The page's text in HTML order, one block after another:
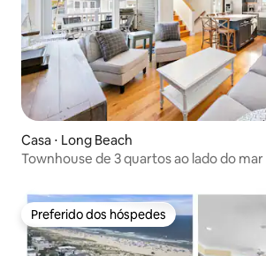
Casa ⋅ Long Beach
Townhouse de 3 quartos ao lado do mar
Preferido dos hóspedes
Preferido dos hóspedes